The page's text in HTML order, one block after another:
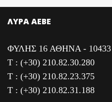
ΛΥΡΑ ΑΕΒΕ
ΦΥΛΗΣ 16 ΑΘΗΝΑ - 10433
T : (+30) 210.82.30.280
T : (+30) 210.82.23.375
T : (+30) 210.82.31.188